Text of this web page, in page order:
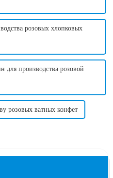
розовых хлопковых
производства розовой
розовых ватных конфет